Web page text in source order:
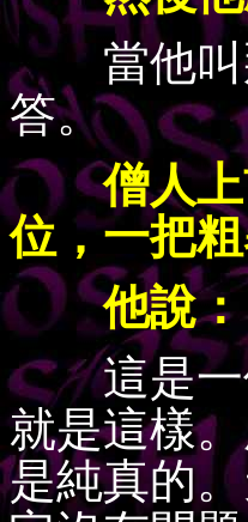
當他叫那
答。
僧人上前
位，一把
他說：「
這是一件
就是這樣
是純真的